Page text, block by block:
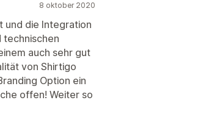
8 oktober 2020
und die Integration
technischen
auch sehr gut
von Shirtigo
Option ein
offen! Weiter so